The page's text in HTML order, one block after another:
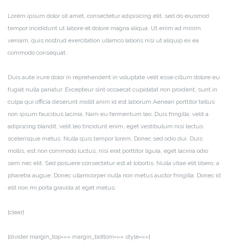
Lorem ipsum dolor sit amet, consectetur adipisicing elit, sed do eiusmod
tempor incididunt ut labore et dolore magna aliqua. Ut enim ad minim
veniam, quis nostrud exercitation ullamco laboris nisi ut aliquip ex ea
commodo consequat.
Duis aute irure dolor in reprehenderit in voluptate velit esse cillum dolore eu
fugiat nulla pariatur. Excepteur sint occaecat cupidatat non proident, sunt in
culpa qui officia deserunt mollit anim id est laborum.Aenean porttitor tellus
non ipsum faucibus lacinia. Nam eu fermentum leo. Duis fringilla, velit a
adipiscing blandit, velit leo tincidunt enim, eget vestibulum nisi lectus
scelerisque metus. Nulla quis tempor lorem. Donec sed odio dui. Duis
mollis, est non commodo luctus, nisi erat porttitor ligula, eget lacinia odio
sem nec elit. Sed posuere consectetur est at lobortis. Nulla vitae elit libero, a
pharetra augue. Donec ullamcorper nulla non metus auctor fringilla. Donec id
elit non mi porta gravida at eget metus.
[clear]
[divider margin_top=»» margin_bottom=»» style=»»]